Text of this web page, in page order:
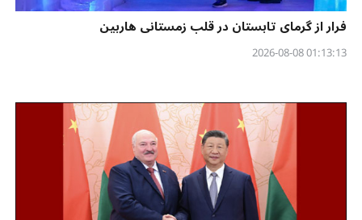
فرار از گرمای تابستان در قلب زمستانی هاربین
01:13:13 2026-08-08